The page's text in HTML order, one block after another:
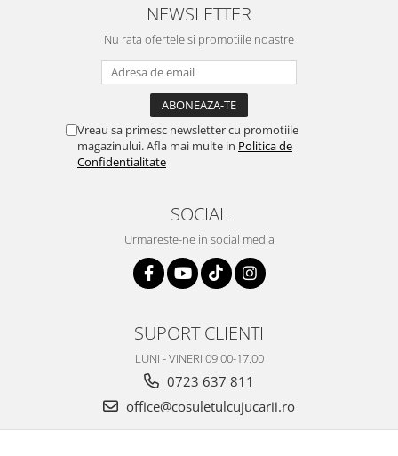
NEWSLETTER
Nu rata ofertele si promotiile noastre
Vreau sa primesc newsletter cu promotiile
magazinului. Afla mai multe in Politica de
Confidentialitate
SOCIAL
Urmareste-ne in social media
SUPORT CLIENTI
LUNI - VINERI 09.00-17.00
0723 637 811
office@cosuletulcujucarii.ro